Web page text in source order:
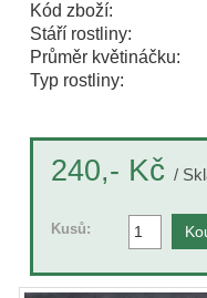
Kód zboží:
Stáří rostliny:
Průměr květináčku:
Typ rostliny:
240,- Kč /
Kusů: